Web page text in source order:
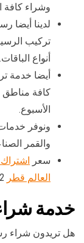
وشراء كافة
تركيب
أنواع الباقات.
أيضا خدمة
كافة مناطق
الأسبوع.
ونوفر
والقمر
سعر اشتراك
العالم قطر
خدمة
هل تريدون شراء